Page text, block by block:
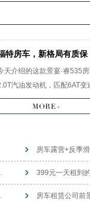
特房车，新格局有质
天介绍的这款景宴·睿535
汽油发动机，匹配6AT变
房车露营+反季
399元一天租到
房车租赁公司前